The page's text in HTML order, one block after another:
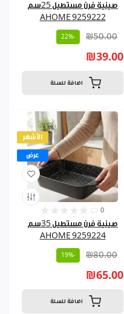
صينية فرن مستطيل 25سم
AHOME 9259222
₪50.00
-22%
₪39.00
اضافة للسلة
الأشهر
عرض
0
صينية فرن مستطيل 35سم
AHOME 9259224
₪80.00
-19%
₪65.00
اضافة للسلة